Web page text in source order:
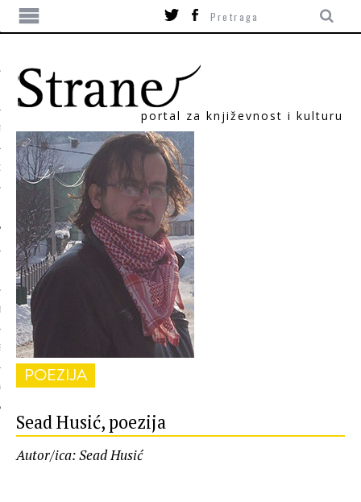
portal za književnost i kulturu
POEZIJA
Sead Husić, poezija
Autor/ica: Sead Husić